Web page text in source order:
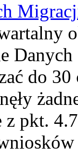
do
pkt.